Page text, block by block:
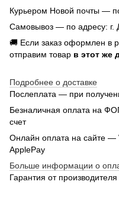
Курьером Новой почты —
Самовывоз — по адресу: г.
🚚 Если заказ оформлен в
отправим товар в этот же
Подробнее о доставке
Послеплата — при
Безналичная оплата на
счет
Онлайн оплата на сайте —
ApplePay
Больше информации о
Гарантия от